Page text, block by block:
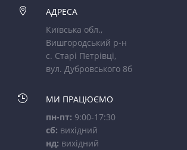

АДРЕСА
Київська обл.,
Вишгородський р-н
с. Старі Петрівці,
вул. Дубровського 8б

МИ ПРАЦЮЄМО
пн-пт: 9:00-17:30
сб: вихідний
нд: вихідний